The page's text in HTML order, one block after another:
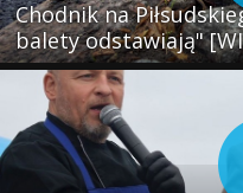
Chodnik na
balety odstawiają"